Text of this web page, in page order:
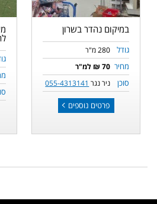
במיקום נהדר בשרון
גודל 280 מ"ר
מחיר 70 ₪ למ"ר
סוכן ניר נגר 055-4313141
פרטים נוספים